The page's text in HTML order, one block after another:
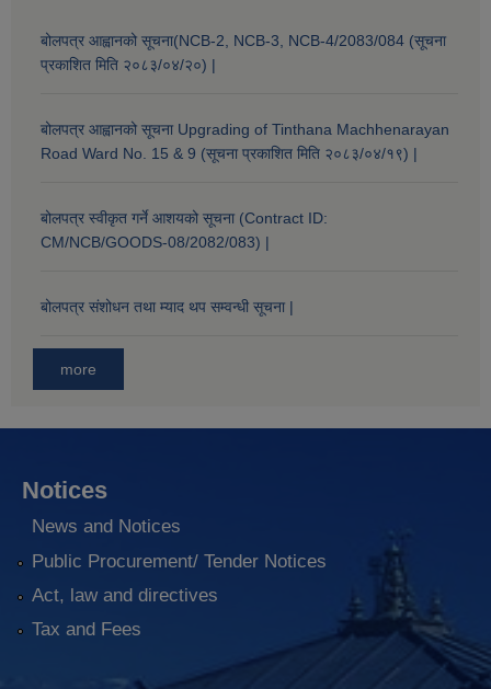
बोलपत्र आह्वानको सूचना(NCB-2, NCB-3, NCB-4/2083/084 (सूचना
प्रकाशित मिति २०८३/०४/२०) |
बोलपत्र आह्वानको सूचना Upgrading of Tinthana Machhenarayan
Road Ward No. 15 & 9 (सूचना प्रकाशित मिति २०८३/०४/१९) |
बोलपत्र स्वीकृत गर्ने आशयको सूचना (Contract ID:
CM/NCB/GOODS-08/2082/083) |
बोलपत्र संशोधन तथा म्याद थप सम्वन्धी सूचना |
more
Notices
News and Notices
Public Procurement/ Tender Notices
Act, law and directives
Tax and Fees